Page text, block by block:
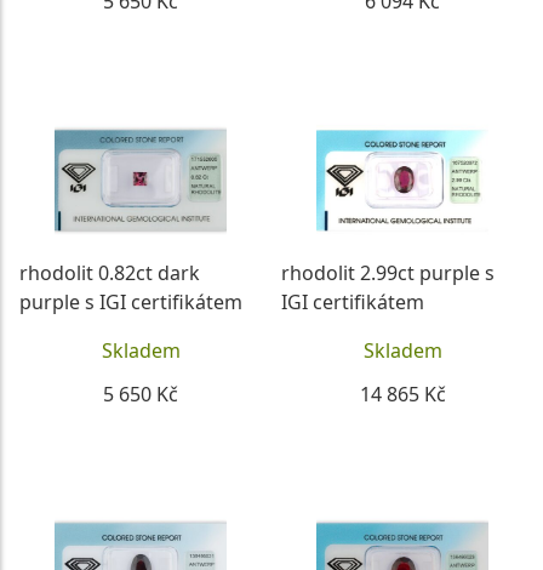
rhodolit 0.82ct dark
purple s IGI certifikátem
Skladem
5 650 Kč
rhodolit 2.99ct purple s
IGI certifikátem
Skladem
14 865 Kč